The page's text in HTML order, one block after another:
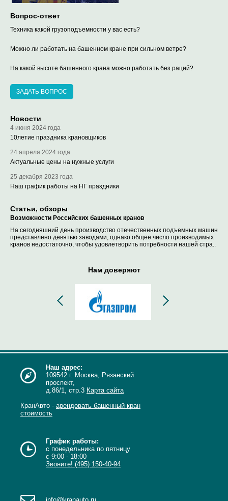
Вопрос-ответ
Техника какой грузоподъемности у вас есть?
Можно ли работать на башенном кране при сильном ветре?
На какой высоте башенного крана можно работать без раций?
ЗАДАТЬ ВОПРОС
Новости
4 июня 2024 года
10летие праздника крановщиков
24 апреля 2024 года
Актуальные цены на нужные услуги
25 декабря 2023 года
Наш график работы на НГ праздники
Статьи, обзоры
Возможности Российских башенных кранов
На сегодняшний день производство отечественных подъемных машин
представлено девятью заводами, однако общее число производимых
кранов недостаточно, чтобы удовлетворить потребности нашей стра..
Нам доверяют
Наш адрес:
109542 г. Москва, Рязанский
проспект,
д.86/1, стр.3 Карта сайта
КранАвто - арендовать башенный кран
стоимость
График работы:
с понедельника по пятницу
с 9:00 - 18:00
Звоните! (495) 150-40-94